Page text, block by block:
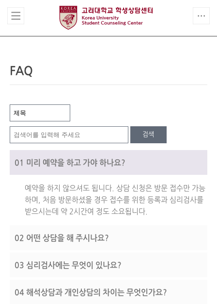
FAQ
검색
01 미리 예약을 하고 가야 하나요?
예약을 하지 않으셔도 됩니다. 상담 신청은 방문 접수만 가능
하며, 처음 방문하셨을 경우 접수를 위한 등록과 심리검사를
받으시는데 약 2시간여 정도 소요됩니다.
02 어떤 상담을 해 주시나요?
03 심리검사에는 무엇이 있나요?
04 해석상담과 개인상담의 차이는 무엇인가요?